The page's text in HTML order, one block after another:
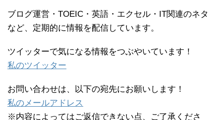
ブログ運営・TOEIC・英語・エクセル・IT関連のネタ
など、定期的に情報を配信しています。
ツイッターで気になる情報をつぶやいています！
私のツイッター
お問い合わせは、以下の宛先にお願いします！
私のメールアドレス
※内容によってはご返信できない点、ご了承くださ